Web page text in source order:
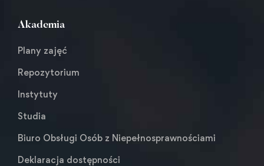
Akademia
Plany zajęć
Repozytorium
Instytuty
Studia
Biuro Obsługi Osób z Niepełnosprawnościami
Deklaracja dostępności